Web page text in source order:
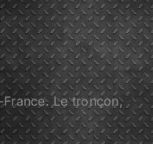
Le tronçon,